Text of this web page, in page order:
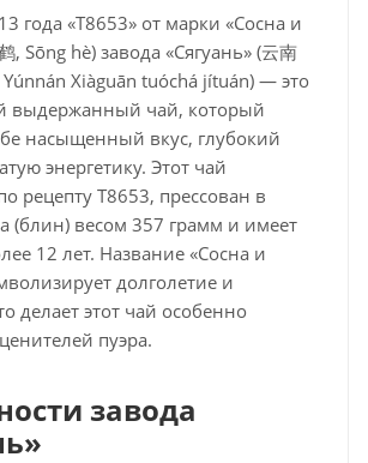
года «T8653» от марки «Сосна и
, Sōng hè) завода «Сягуань» (云南
Yúnnán Xiàguān tuóchá jítuán) — это
выдержанный чай, который
насыщенный вкус, глубокий
энергетику. Этот чай
рецепту T8653, прессован в
(блин) весом 357 грамм и имеет
12 лет. Название «Сосна и
долголетие и
делает этот чай особенно
пуэра.
завода